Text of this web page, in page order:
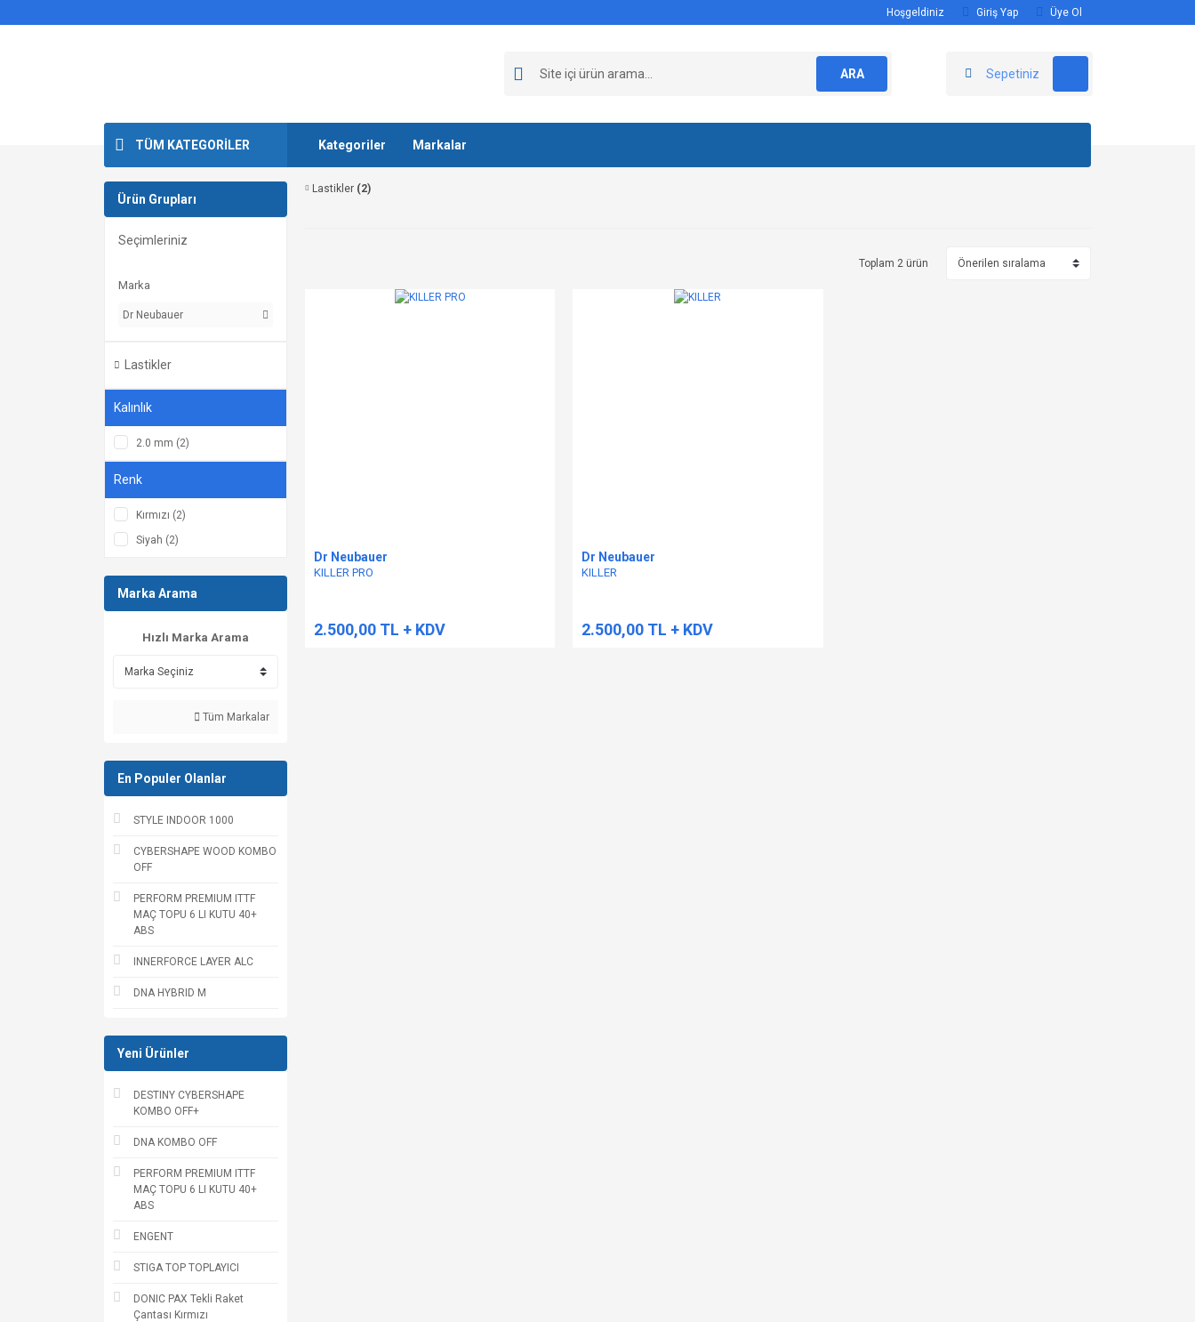
Hoşgeldiniz Giriş Yap Üye Ol
ARA Sepetiniz
TÜM KATEGORİLER Kategoriler Markalar
Ürün Grupları
Seçimleriniz
Marka
Dr Neubauer
Lastikler
Kalınlık
2.0 mm (2)
Renk
Kırmızı (2)
Siyah (2)
Marka Arama
Hızlı Marka Arama
Tüm Markalar
En Populer Olanlar
STYLE INDOOR 1000
CYBERSHAPE WOOD KOMBO
OFF
PERFORM PREMIUM ITTF
MAÇ TOPU 6 LI KUTU 40+
ABS
INNERFORCE LAYER ALC
DNA HYBRID M
Yeni Ürünler
DESTINY CYBERSHAPE
KOMBO OFF+
DNA KOMBO OFF
PERFORM PREMIUM ITTF
MAÇ TOPU 6 LI KUTU 40+
ABS
ENGENT
STIGA TOP TOPLAYICI
DONIC PAX Tekli Raket
Çantası Kırmızı
Lastikler (2)
Toplam 2 ürün
Dr Neubauer
KILLER PRO
2.500,00 TL + KDV
Dr Neubauer
KILLER
2.500,00 TL + KDV